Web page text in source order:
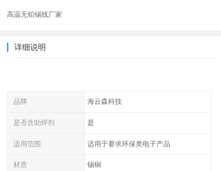
高温无铅锡线厂家
详细说明
品牌 海云森科技
是否含助焊剂 是
适用范围 适用于要求环保类电子产品
材质 锡铜